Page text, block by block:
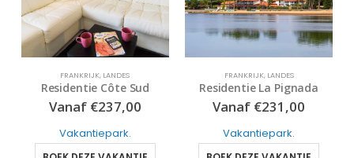
FRANKRIJK, LANDES
Residentie Côte Sud
Vanaf €237,00
Vakantiepark.
FRANKRIJK, LANDES
Residentie La Pignada
Vanaf €231,00
Vakantiepark.